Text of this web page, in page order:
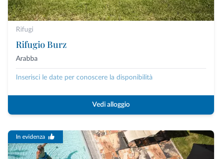
Rifugi
Rifugio Burz
Arabba
Inserisci le date per conoscere la disponibilità
Vedi alloggio
In evidenza